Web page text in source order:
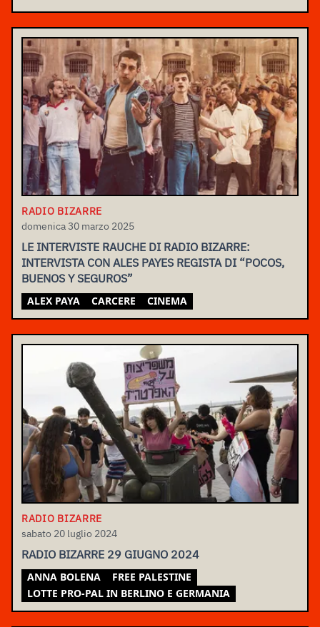
RADIO BIZARRE
domenica 30 marzo 2025
LE INTERVISTE RAUCHE DI RADIO BIZARRE:
INTERVISTA CON ALES PAYES REGISTA DI “POCOS,
BUENOS Y SEGUROS”
ALEX PAYA CARCERE CINEMA
RADIO BIZARRE
sabato 20 luglio 2024
RADIO BIZARRE 29 GIUGNO 2024
ANNA BOLENA
FREE PALESTINE
LOTTE PRO-PAL IN BERLINO E GERMANIA